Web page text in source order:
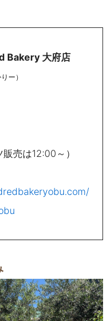
Bakery 大府店
ー）
売は12:00～）